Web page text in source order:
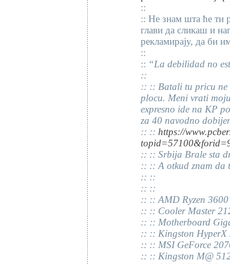
::
:: Не знам шта ће ти
глави да сликаш и
рекламирају, да би
::
:: “La debilidad no
::
:: :: Batali tu pricu ne
plocu. Meni vrati
expresno ide na KP
za 40 navodno
:: :: https://
:: :: Srbija Brale sta
:: :: A otkud znam da
:: ::
:: ::
:: :: AMD Ryzen 3600
:: :: Cooler Master
:: :: Motherboard
:: :: Kingston HyperX
:: :: MSI GeForce
:: :: Kingston M@